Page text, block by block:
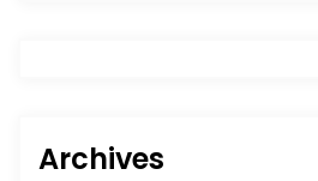
Archives